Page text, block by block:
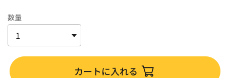
数量
カートに入れる